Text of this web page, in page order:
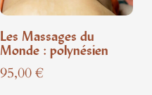
Les Massages du
Monde : polynésien
95,00€